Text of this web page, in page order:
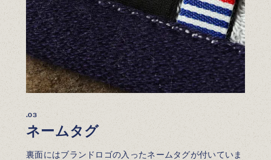
.03
ネームタグ
裏面にはブランドロゴの入ったネームタグが付いていま